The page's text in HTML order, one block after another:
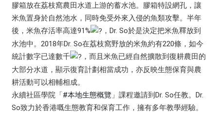
膠箱放在荔枝窩農田水道上游的蓄水池。膠箱特設網孔，讓
米魚置身於自然池水，同時免受外來入侵的魚類攻擊。半年
後，米魚存活率高達91%
，Dr. So於是決定把米魚釋放到
水池中。2018年Dr. So在荔枝窩野放的米魚約有220條，如今
統計數字已達數千
，而且米魚已經自然擴散到復耕農田的
大部分水道，顯示復育計劃相當成功，亦反映生態保育與農
耕活動可以相輔相成。
永續社區學院「#本地生態概覽 」課程邀請到Dr. So任教。Dr.
So致力於香港嘅生態教育和保育工作，擁有多年教學經驗。